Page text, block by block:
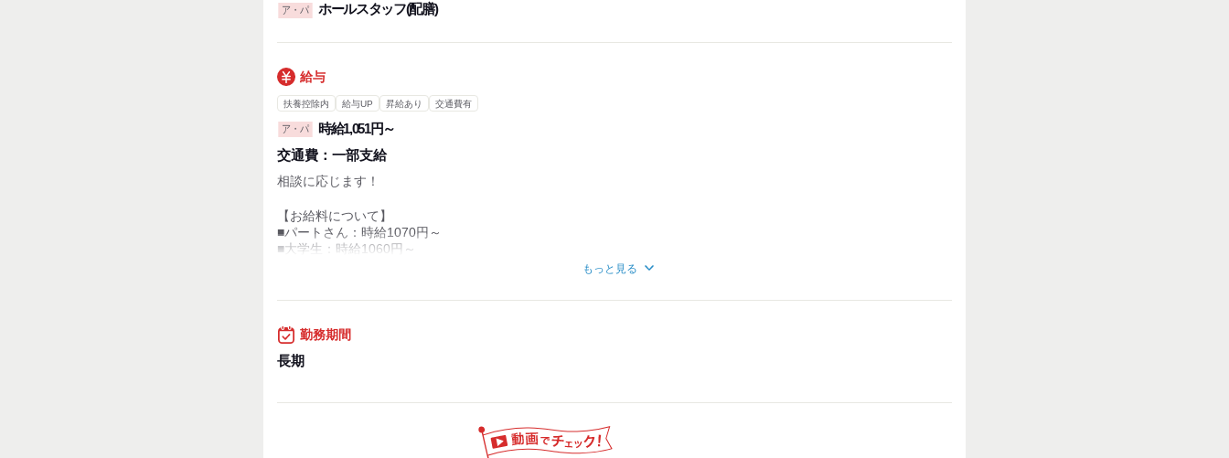
ア・パ ホールスタッフ(配膳)
給与
扶養控除内 給与UP 昇給あり 交通費有
ア・パ
時給1,051円～
交通費： 一部支給
相談に応じます！
【お給料について】
■パートさん：時給1070円～
■大学生：時給1060円～
【昇給制度について】
■雇用形態：アルバイト、パート
■回数 ：年2回(6ヵ月に1度)
もっと見る
勤務期間
長期